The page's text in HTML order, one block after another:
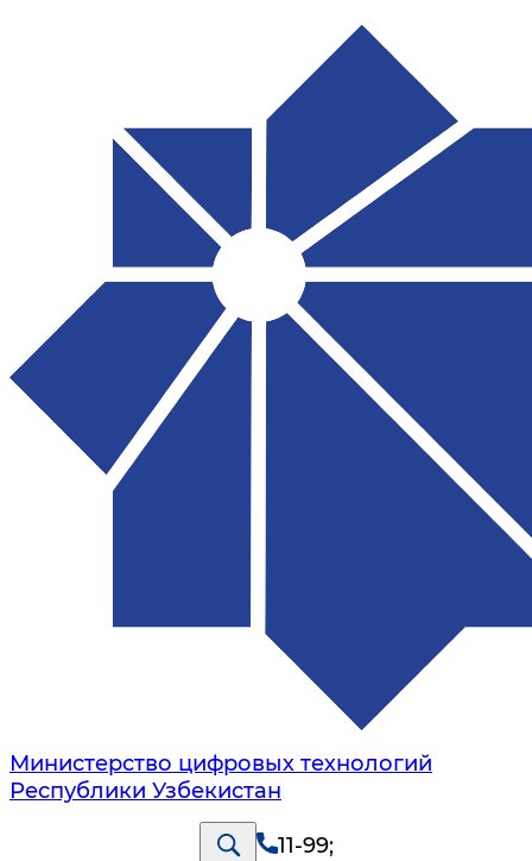
Министерство цифровых технологий
Республики Узбекистан
11-99;